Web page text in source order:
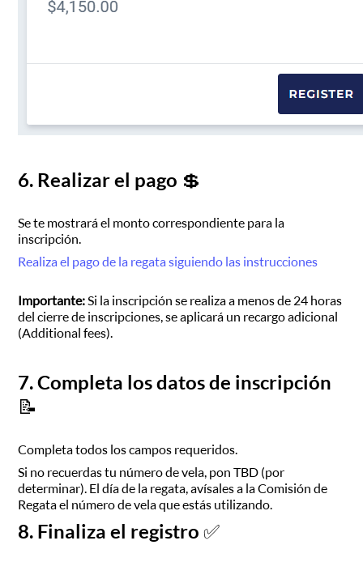
6. Realizar el pago 💲
Se te mostrará el monto correspondiente para la
inscripción.
Realiza el pago de la regata siguiendo las instrucciones
Importante:Si la inscripción se realiza a menos de 24 horas
del cierre de inscripciones, se aplicará un recargo adicional
(Additional fees).
7. Completa los datos de inscripción
📝
Completa todos los campos requeridos.
Si no recuerdas tu número de vela, pon TBD (por
determinar). El día de la regata, avísales a la Comisión de
Regata el número de vela que estás utilizando.
8. Finaliza el registro ✅